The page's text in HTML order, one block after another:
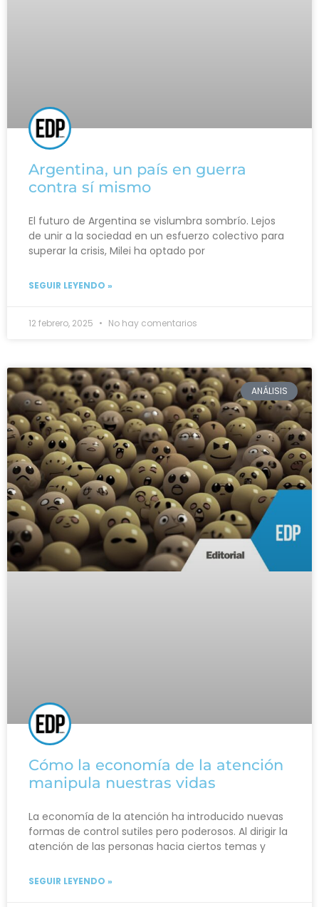
Argentina, un país en guerra
contra sí mismo
El futuro de Argentina se vislumbra sombrío. Lejos
de unir a la sociedad en un esfuerzo colectivo para
superar la crisis, Milei ha optado por
SEGUIR LEYENDO »
12 febrero, 2025 No hay comentarios
ANÁLISIS
Cómo la economía de la atención
manipula nuestras vidas
La economía de la atención ha introducido nuevas
formas de control sutiles pero poderosos. Al dirigir la
atención de las personas hacia ciertos temas y
SEGUIR LEYENDO »